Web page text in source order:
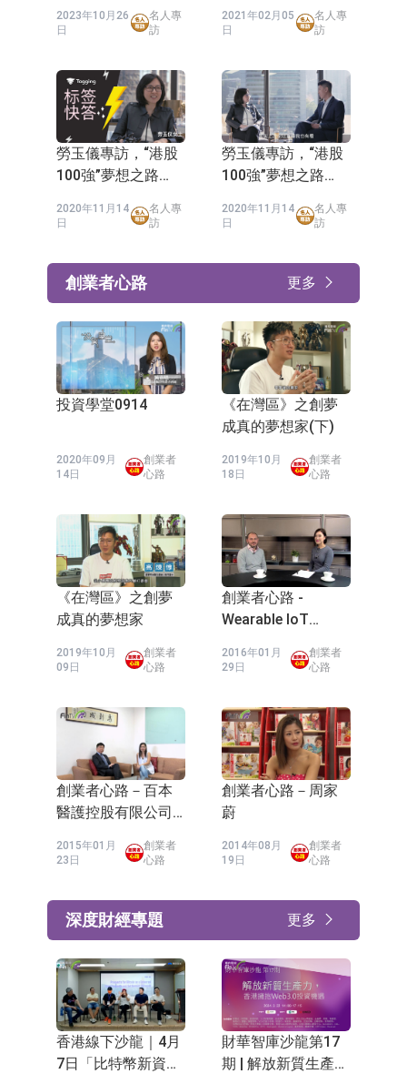
2023年10月26
日
名人專
訪
上
2021年02月05
日
名人專
訪
勞玉儀專訪，“港股
100強”夢想之路
2020年11月14
日
名人專
訪
勞玉儀專訪，“港股
100強”夢想之路
2020年11月14
日
名人專
訪
創業者心路 更多
投資學堂0914
2020年09月
14日
創業者
心路
《在灣區》之創夢
成真的夢想家(下)
2019年10月
18日
創業者
心路
《在灣區》之創夢
成真的夢想家
2019年10月
09日
創業者
心路
創業者心路 -
Wearable IoT
2016年01月
29日
創業者
心路
創業者心路－百本
醫護控股有限公司
2015年01月
23日
創業者
心路
創業者心路－周家
蔚
2014年08月
19日
創業者
心路
深度財經專題 更多
香港線下沙龍｜4月
7日「比特幣新資
財華智庫沙龍第17
期 | 解放新質生產